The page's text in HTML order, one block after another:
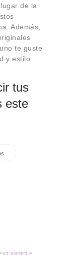
de la
Además,
te guste
y estilo.
tus
este
ARTICLE